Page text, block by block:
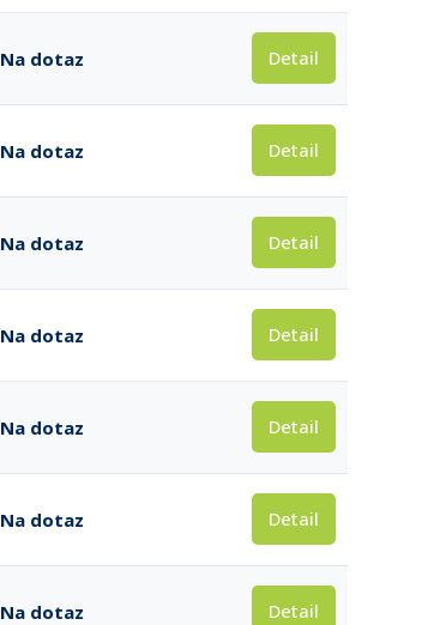
Na dotaz Detail
Na dotaz Detail
Na dotaz Detail
Na dotaz Detail
Na dotaz Detail
Na dotaz Detail
Na dotaz Detail